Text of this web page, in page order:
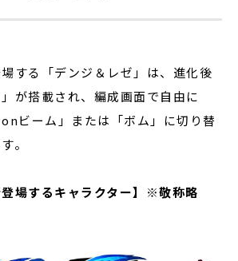
する「デンジ＆レゼ」は、進化後
」が搭載され、編成画面で自由に
onビーム」または「ボム」に切り替
。
登場するキャラクター】※敬称略